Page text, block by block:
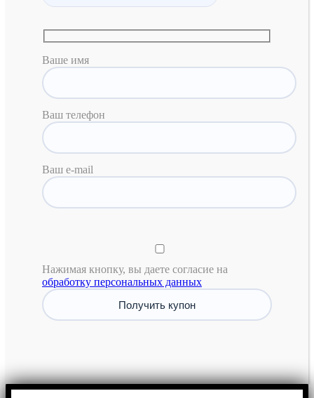
Ваше имя
Ваш телефон
Ваш e-mail
Нажимая кнопку, вы даете согласие на
обработку персональных данных